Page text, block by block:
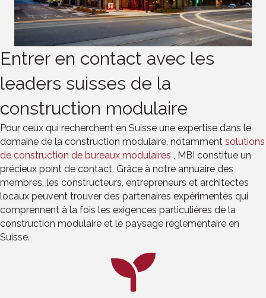
Entrer en contact avec les
leaders suisses de la
construction modulaire
Pour ceux qui recherchent en Suisse une expertise dans le
domaine de la construction modulaire, notamment solutions
de construction de bureaux modulaires , MBI constitue un
précieux point de contact. Grâce à notre annuaire des
membres, les constructeurs, entrepreneurs et architectes
locaux peuvent trouver des partenaires expérimentés qui
comprennent à la fois les exigences particulières de la
construction modulaire et le paysage réglementaire en
Suisse.